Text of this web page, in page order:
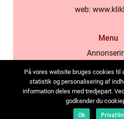
web:
Menu
Cookies
Kontakta
Sitemap
På vores website bruges cookies til
statistik og personalisering af
information deles med tredjepart.
godkender du
Ok